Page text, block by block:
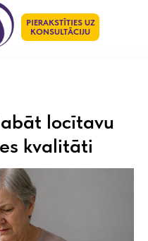
PIERAKSTĪTIES UZ
KONSULTĀCIJU
locītavu
kvalitāti